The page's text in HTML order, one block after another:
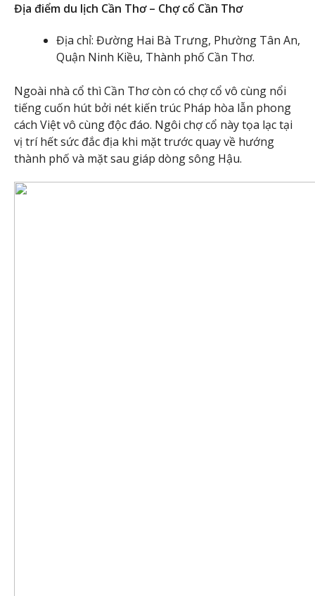
Địa điểm du lịch Cần Thơ – Chợ cổ Cần Thơ
Địa chỉ: Đường Hai Bà Trưng, Phường Tân An,
Quận Ninh Kiều, Thành phố Cần Thơ.
Ngoài nhà cổ thì Cần Thơ còn có chợ cổ vô cùng nổi
tiếng cuốn hút bởi nét kiến trúc Pháp hòa lẫn phong
cách Việt vô cùng độc đáo. Ngôi chợ cổ này tọa lạc tại
vị trí hết sức đắc địa khi mặt trước quay về hướng
thành phố và mặt sau giáp dòng sông Hậu.